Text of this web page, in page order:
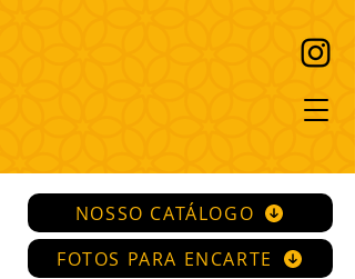
NOSSO CATÁLOGO
FOTOS PARA ENCARTE